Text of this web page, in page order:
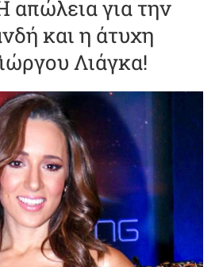
απώλεια για την
και η άτυχη
Λιάγκα!